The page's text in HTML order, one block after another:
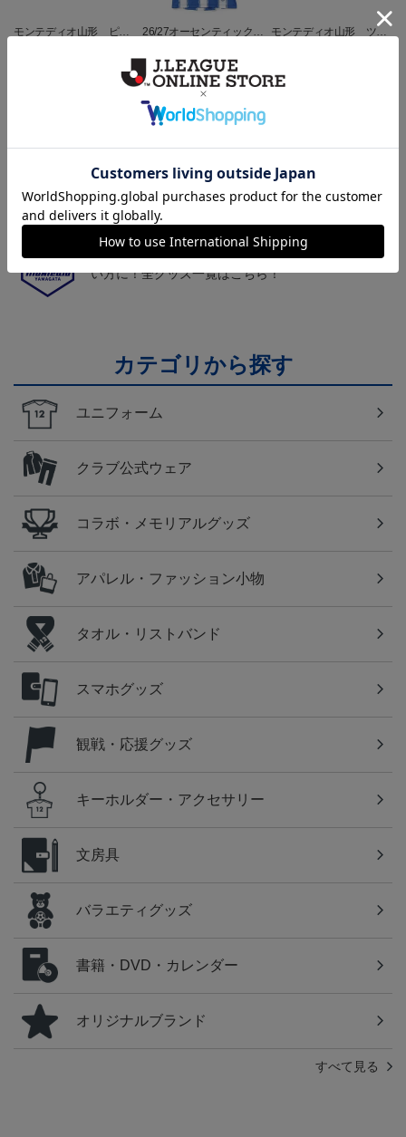
モンテディオ山形 ピカ
26/27オーセンティックユ
モンテディオ山形 ツン
ーやファン必見！
山形
モンテディオ山形のすべてのグッズをチェックした
い方に！全グッズ一覧はこちら！
カテゴリから探す
ユニフォーム
クラブ公式ウェア
コラボ・メモリアルグッズ
アパレル・ファッション小物
タオル・リストバンド
スマホグッズ
観戦・応援グッズ
キーホルダー・アクセサリー
文房具
バラエティグッズ
書籍・DVD・カレンダー
オリジナルブランド
すべて見る